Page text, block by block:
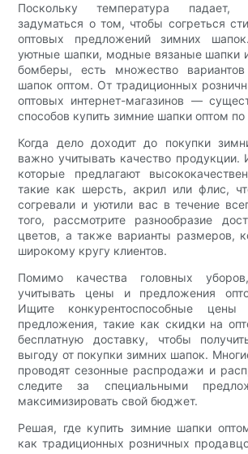
Поскольку температура
задуматься о том, чтобы согреться
оптовых предложений зимних
уютные шапки, модные вязаные шапки
бомберы, есть множество
шапок оптом. От традиционных
оптовых интернет-магазинов —
способов купить зимние шапки оптом
Когда дело доходит до покупки
важно учитывать качество продукции.
которые предлагают
такие как шерсть, акрил или флис,
согревали и уютили вас в течение
того, рассмотрите разнообразие
цветов, а также варианты размеров,
широкому кругу клиентов.
Помимо качества головных
учитывать цены и предложения
Ищите конкурентоспособные
предложения, такие как скидки на
бесплатную доставку, чтобы
выгоду от покупки зимних шапок.
проводят сезонные распродажи и
следите за специальными
максимизировать свой бюджет.
Решая, где купить зимние шапки
как традиционных розничных